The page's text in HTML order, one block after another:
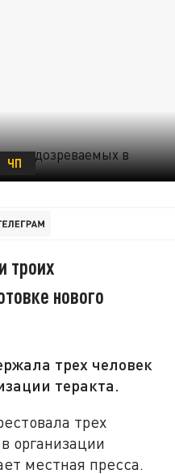
ЧП
троих
нового
трех человек
теракта.
трех
организации
местная пресса.